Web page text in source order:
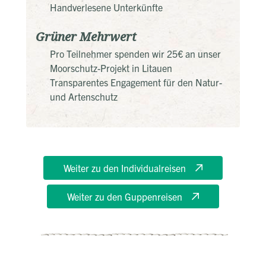
Handverlesene Unterkünfte
Grüner Mehrwert
Pro Teilnehmer spenden wir 25€ an unser
Moorschutz-Projekt in Litauen
Transparentes Engagement für den Natur-
und Artenschutz
Weiter zu den Individualreisen
Weiter zu den Guppenreisen